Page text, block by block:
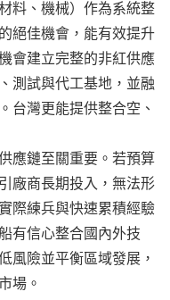
料、機械）作為系統整
絕佳機會，能有效提升
會建立完整的非紅供應
測試與代工基地，並融
台灣更能提供整合空、
應鏈至關重要。若預算
廠商長期投入，無法形
際練兵與快速累積經驗
有信心整合國內外技
風險並平衡區域發展，
場。